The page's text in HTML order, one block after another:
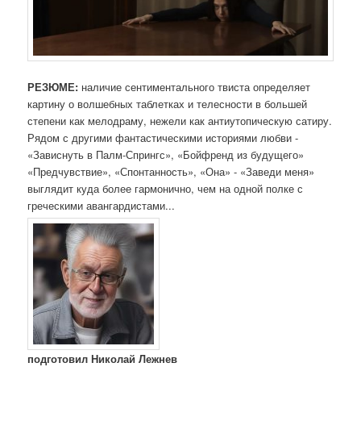
РЕЗЮМЕ: наличие сентиментального твиста определяет
картину о волшебных таблетках и телесности в большей
степени как мелодраму, нежели как антиутопическую сатиру.
Рядом с другими фантастическими историями любви -
«Зависнуть в Палм-Спрингс», «Бойфренд из будущего»
«Предчувствие», «Спонтанность», «Она» - «Заведи меня»
выглядит куда более гармонично, чем на одной полке с
греческими авангардистами...
подготовил Николай Лежнев